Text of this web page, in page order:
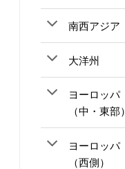
南西アジア
大洋州
ヨーロッパ
（中・東部）
ヨーロッパ
（西側）